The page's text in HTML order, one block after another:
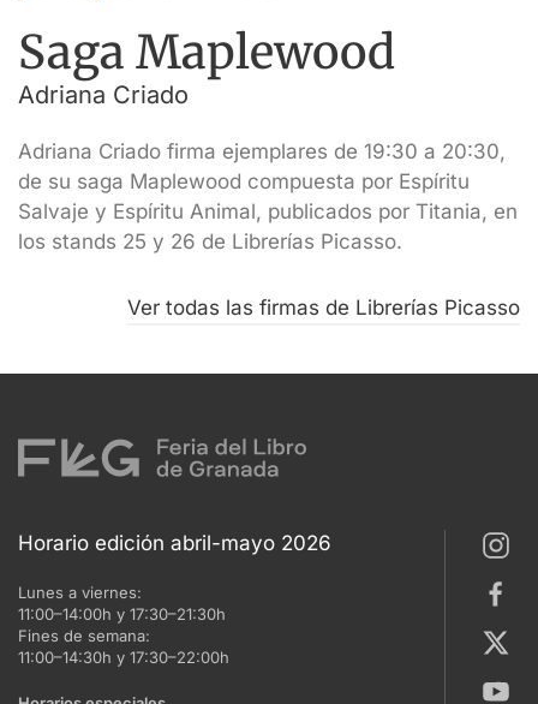
Saga Maplewood
Adriana Criado
Adriana Criado firma ejemplares de 19:30 a 20:30,
de su saga Maplewood compuesta por Espíritu
Salvaje y Espíritu Animal, publicados por Titania, en
los stands 25 y 26 de Librerías Picasso.
Ver todas las firmas de Librerías Picasso
Horario edición abril-mayo 2026
Lunes a viernes:
11:00–14:00h y 17:30–21:30h
Fines de semana:
11:00–14:30h y 17:30–22:00h